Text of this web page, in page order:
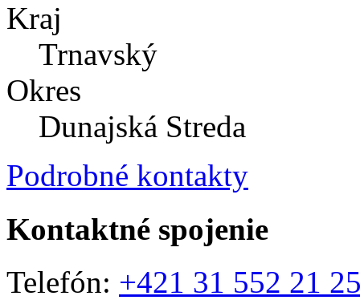
Kraj
Trnavský
Okres
Dunajská Streda
Podrobné kontakty
Kontaktné spojenie
Telefón: +421 31 552 21